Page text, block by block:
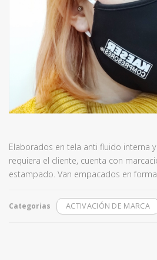
Elaborados en tela anti fluido interna
requiera el cliente, cuenta con
estampado. Van empacados en
Categorias ACTIVACIÓN DE MARCA